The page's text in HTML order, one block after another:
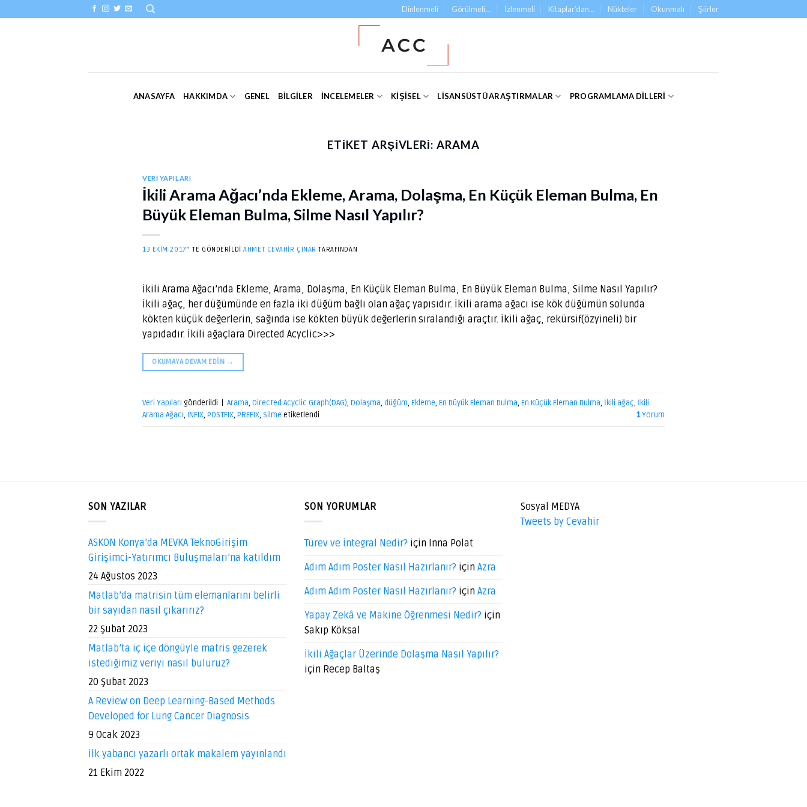
to
Dinlenmeli Görülmeli… İzlenmeli Kitaplar’dan… Nükteler Okunmalı Şiirler
ANASAYFA HAKKIMDA GENEL BILGILER İNCELEMELER KIŞISEL LISANSÜSTÜ ARAŞTIRMALAR PROGRAMLAMA DILLERI
ETIKET ARŞIVLERI: ARAMA
VERI YAPILARI
İkili Arama Ağacı’nda Ekleme, Arama, Dolaşma, En Küçük Eleman Bulma, En
Büyük Eleman Bulma, Silme Nasıl Yapılır?
13 EKIM 2017’' TE GÖNDERILDI AHMET CEVAHIR ÇINAR TARAFINDAN
İkili Arama Ağacı’nda Ekleme, Arama, Dolaşma, En Küçük Eleman Bulma, En Büyük Eleman Bulma, Silme Nasıl Yapılır?
İkili ağaç, her düğümünde en fazla iki düğüm bağlı olan ağaç yapısıdır. İkili arama ağacı ise kök düğümün solunda
kökten küçük değerlerin, sağında ise kökten büyük değerlerin sıralandığı araçtır. İkili ağaç, rekürsif(özyineli) bir
yapıdadır. İkili ağaçlara Directed Acyclic>>>
OKUMAYA DEVAM EDIN →
Veri Yapıları gönderildi Arama, Directed Acyclic Graph(DAG), Dolaşma, düğüm, Ekleme, En Büyük Eleman Bulma, En Küçük Eleman Bulma, İkili ağaç, İkili
Arama Ağacı, INFIX, POSTFIX, PREFIX, Silme etiketlendi 1Yorum
SON YAZILAR
ASKON Konya’da MEVKA TeknoGirişim
Girişimci-Yatırımcı Buluşmaları’na katıldım
24 Ağustos 2023
Matlab’da matrisin tüm elemanlarını belirli
bir sayıdan nasıl çıkarırız?
22 Şubat 2023
Matlab’ta iç içe döngüyle matris gezerek
istediğimiz veriyi nasıl buluruz?
20 Şubat 2023
A Review on Deep Learning-Based Methods
Developed for Lung Cancer Diagnosis
9 Ocak 2023
İlk yabancı yazarlı ortak makalem yayınlandı
21 Ekim 2022
SON YORUMLAR
Türev ve İntegral Nedir? için Inna Polat
Adım Adım Poster Nasıl Hazırlanır? için Azra
Adım Adım Poster Nasıl Hazırlanır? için Azra
Yapay Zekâ ve Makine Öğrenmesi Nedir? için
Sakıp Köksal
İkili Ağaçlar Üzerinde Dolaşma Nasıl Yapılır?
için Recep Baltaş
Sosyal MEDYA
Tweets by Cevahir